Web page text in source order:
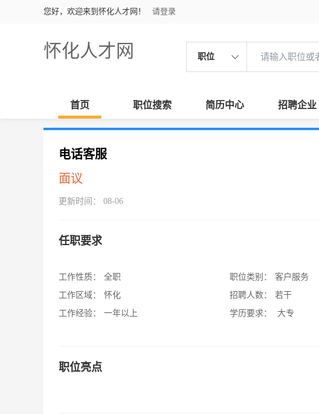
您好，欢迎来到怀化人才网！ 请登录
怀化人才网 职位
首页 职位搜索 简历中心 招聘企业
电话客服
面议
更新时间： 08-06
任职要求
工作性质：
全职
工作区域：
怀化
工作经验：
一年以上
职位类别：
客户服务
招聘人数：
若干
学历要求：
大专
职位亮点